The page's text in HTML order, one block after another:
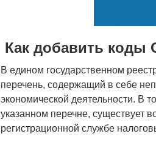
Как добавить коды
В едином государственном
перечень, содержащий в себе
экономической деятельности. В
указанном перечне, существует
регистрационной службе